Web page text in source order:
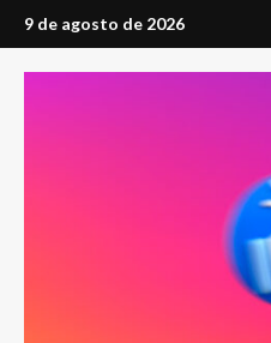
Saltar
al
contenido
9 de agosto de 2026